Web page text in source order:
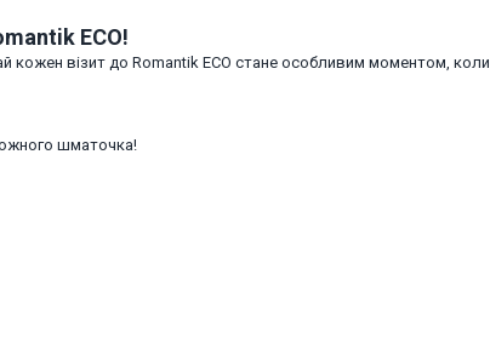
ECO!
кожен візит до Romantik ECO стане особливим моментом, коли
шматочка!